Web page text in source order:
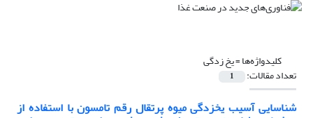
کلیدواژه‌ها =یخ‏ زدگی
تعداد مقالات: 1
شناسایی آسیب یخ‏زدگی میوه پرتقال رقم تامسون با استفاده از